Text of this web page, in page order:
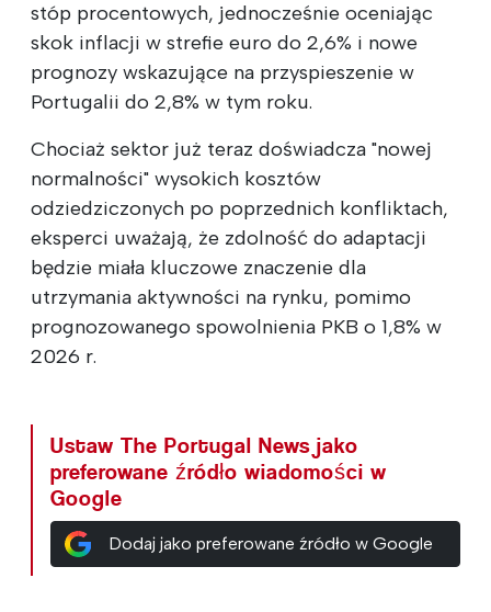
stóp procentowych, jednocześnie oceniając
skok inflacji w strefie euro do 2,6% i nowe
prognozy wskazujące na przyspieszenie w
Portugalii do 2,8% w tym roku.
Chociaż sektor już teraz doświadcza "nowej
normalności" wysokich kosztów
odziedziczonych po poprzednich konfliktach,
eksperci uważają, że zdolność do adaptacji
będzie miała kluczowe znaczenie dla
utrzymania aktywności na rynku, pomimo
prognozowanego spowolnienia PKB o 1,8% w
2026 r.
Ustaw The Portugal News jako
preferowane źródło wiadomości w
Google
Dodaj jako preferowane źródło w Google